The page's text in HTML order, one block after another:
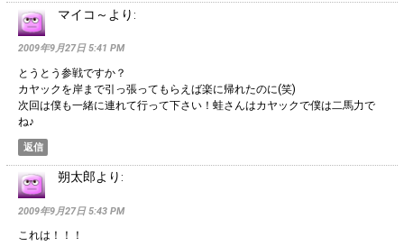
マイコ～ より:
2009年9月27日 5:41 PM
とうとう参戦ですか？
カヤックを岸まで引っ張ってもらえば楽に帰れたのに(笑)
次回は僕も一緒に連れて行って下さい！蛙さんはカヤックで僕は二馬力で
ね♪
返信
朔太郎より:
2009年9月27日 5:43 PM
これは！！！